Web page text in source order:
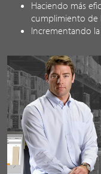
Haciendo más
cumplimiento de
Incrementando